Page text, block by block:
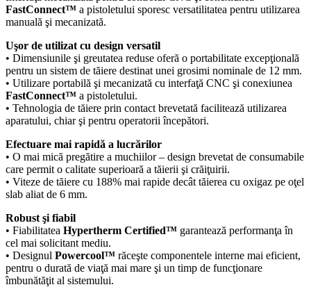
FastConnect™ a pistoletului sporesc versatilitatea pentru utilizarea
manuală şi mecanizată.
Uşor de utilizat cu design versatil
• Dimensiunile şi greutatea reduse oferă o portabilitate excepţională
pentru un sistem de tăiere destinat unei grosimi nominale de 12 mm.
• Utilizare portabilă şi mecanizată cu interfaţă CNC şi conexiunea
FastConnect™ a pistoletului.
• Tehnologia de tăiere prin contact brevetată facilitează utilizarea
aparatului, chiar şi pentru operatorii începători.
Efectuare mai rapidă a lucrărilor
• O mai mică pregătire a muchiilor – design brevetat de consumabile
care permit o calitate superioară a tăierii şi crăiţuirii.
• Viteze de tăiere cu 188% mai rapide decât tăierea cu oxigaz pe oţel
slab aliat de 6 mm.
Robust şi fiabil
• Fiabilitatea Hypertherm Certified™ garantează performanţa în
cel mai solicitant mediu.
• Designul Powercool™ răceşte componentele interne mai eficient,
pentru o durată de viaţă mai mare şi un timp de funcţionare
îmbunătăţit al sistemului.